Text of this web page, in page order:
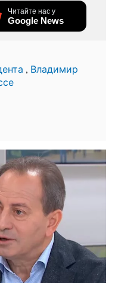
Читайте нас у
Google News
, Владимир